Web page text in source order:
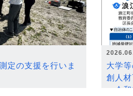
定の支援を行いま
大学
創人
～令